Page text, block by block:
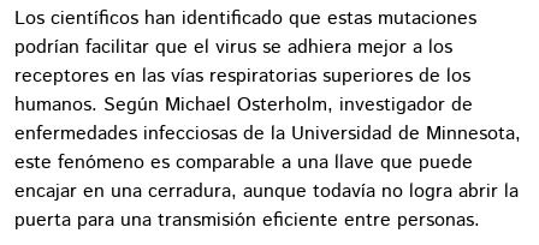
Los científicos han identificado que estas mutaciones
podrían facilitar que el virus se adhiera mejor a los
receptores en las vías respiratorias superiores de los
humanos. Según Michael Osterholm, investigador de
enfermedades infecciosas de la Universidad de Minnesota,
este fenómeno es comparable a una llave que puede
encajar en una cerradura, aunque todavía no logra abrir la
puerta para una transmisión eficiente entre personas.